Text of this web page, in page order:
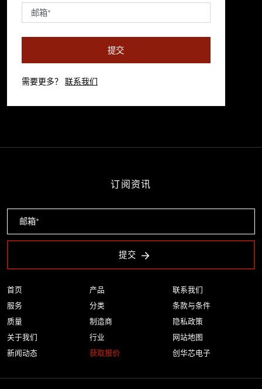
提交
需要更多？ 联系我们
首页
服务
质量
关于我们
新闻动态
产品
分类
制造商
行业
获取报价
联系我们
条款与条件
隐私政策
网站地图
创华芯电子
订阅资讯
提交